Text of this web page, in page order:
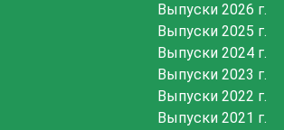
Выпуски 2026 г.
Выпуски 2025 г.
Выпуски 2024 г.
Выпуски 2023 г.
Выпуски 2022 г.
Выпуски 2021 г.